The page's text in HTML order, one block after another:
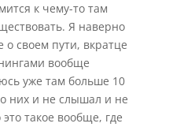
к чему-то там
Я наверно
своем пути, вкратце
вообще
уже там больше 10
них и не слышал и не
такое вообще, где